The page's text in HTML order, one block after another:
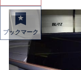
ブックマーク